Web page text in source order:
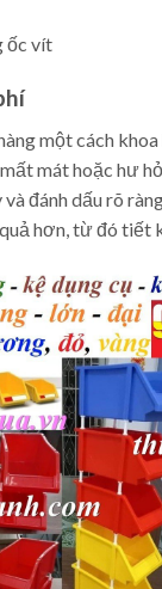
một cách
mát hoặc hư
đánh dấu rõ
hơn, từ đó tiết